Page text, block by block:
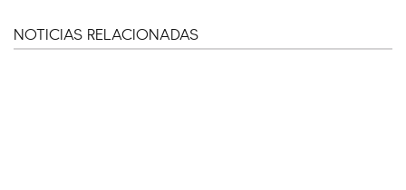
NOTICIAS RELACIONADAS